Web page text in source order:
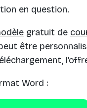
en question.
gratuit de
être
Word :